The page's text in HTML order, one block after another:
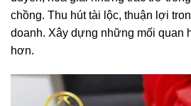
chồng. Thu hút tài lộc, thuận lợi
doanh. Xây dựng những mối quan
hơn.